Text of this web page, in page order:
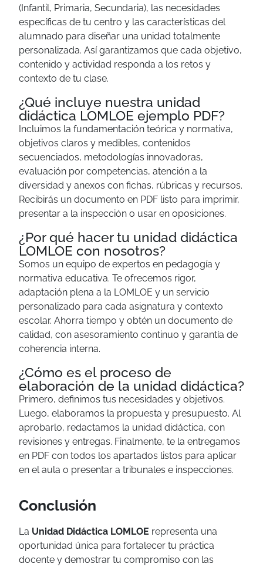
(Infantil, Primaria, Secundaria), las necesidades
específicas de tu centro y las características del
alumnado para diseñar una unidad totalmente
personalizada. Así garantizamos que cada objetivo,
contenido y actividad responda a los retos y
contexto de tu clase.
¿Qué incluye nuestra unidad
didáctica LOMLOE ejemplo PDF?
Incluimos la fundamentación teórica y normativa,
objetivos claros y medibles, contenidos
secuenciados, metodologías innovadoras,
evaluación por competencias, atención a la
diversidad y anexos con fichas, rúbricas y recursos.
Recibirás un documento en PDF listo para imprimir,
presentar a la inspección o usar en oposiciones.
¿Por qué hacer tu unidad didáctica
LOMLOE con nosotros?
Somos un equipo de expertos en pedagogía y
normativa educativa. Te ofrecemos rigor,
adaptación plena a la LOMLOE y un servicio
personalizado para cada asignatura y contexto
escolar. Ahorra tiempo y obtén un documento de
calidad, con asesoramiento continuo y garantía de
coherencia interna.
¿Cómo es el proceso de
elaboración de la unidad didáctica?
Primero, definimos tus necesidades y objetivos.
Luego, elaboramos la propuesta y presupuesto. Al
aprobarlo, redactamos la unidad didáctica, con
revisiones y entregas. Finalmente, te la entregamos
en PDF con todos los apartados listos para aplicar
en el aula o presentar a tribunales e inspecciones.
Conclusión
La Unidad Didáctica LOMLOE representa una
oportunidad única para fortalecer tu práctica
docente y demostrar tu compromiso con las